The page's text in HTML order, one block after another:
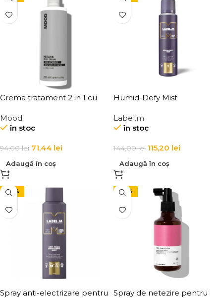
Crema tratament 2 in 1 cu
lung Mood Keratin Long Hair
2-in-1 Cream
Mood
în stoc
94,00lei 71,44 lei
Adaugă în coș
Humid-Defy Mist
Label.m
în stoc
144,00lei 115,20 lei
Adaugă în coș
-30%
Spray anti-electrizare pentru
-30%
Spray de netezire pentru